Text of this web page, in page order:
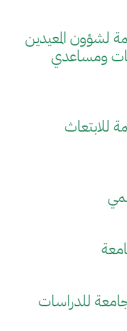
لشؤون المعيدين
ومساعدي
للابتعاث
للدراسات